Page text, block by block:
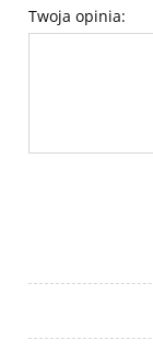
Twoja opinia: